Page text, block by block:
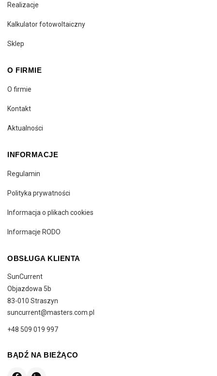
Realizacje
Kalkulator fotowoltaiczny
Sklep
O FIRMIE
O firmie
Kontakt
Aktualności
INFORMACJE
Regulamin
Polityka prywatności
Informacja o plikach cookies
Informacje RODO
OBSŁUGA KLIENTA
SunCurrent
Objazdowa 5b
83-010 Straszyn
suncurrent@masters.com.pl
+48 509 019 997
BĄDŹ NA BIEŻĄCO